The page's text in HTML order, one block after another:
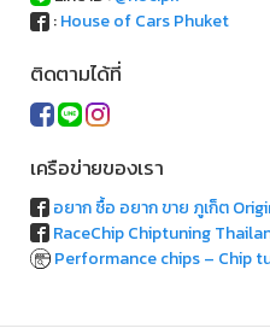
:House of Cars Phuket
ติดตามได้ที่
เครือข่ายของเรา
อยาก ซื้อ อยาก ขาย ภูเก็ต
RaceChip Chiptuning
Performance chips – Chip